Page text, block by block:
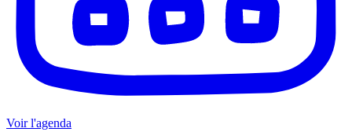
Voir l'agenda